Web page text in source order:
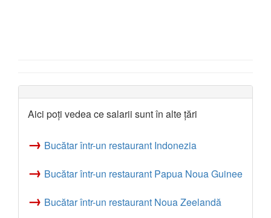
Aici poți vedea ce salarii sunt în alte țări
→ Bucătar într-un restaurant Indonezia
→ Bucătar într-un restaurant Papua Noua Guinee
→ Bucătar într-un restaurant Noua Zeelandă